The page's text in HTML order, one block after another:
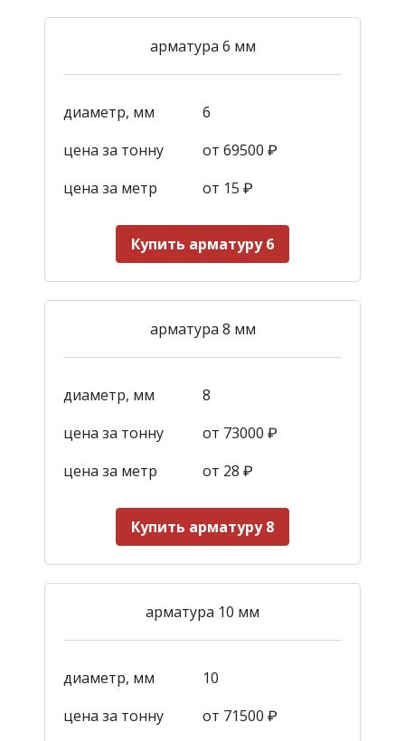
арматура 6 мм
диаметр, мм
6
цена за тонну
от 69500 ₽
цена за метр
от 15 ₽
Купить арматуру 6
арматура 8 мм
диаметр, мм
8
цена за тонну
от 73000 ₽
цена за метр
от 28 ₽
Купить арматуру 8
арматура 10 мм
диаметр, мм
10
цена за тонну
от 71500 ₽